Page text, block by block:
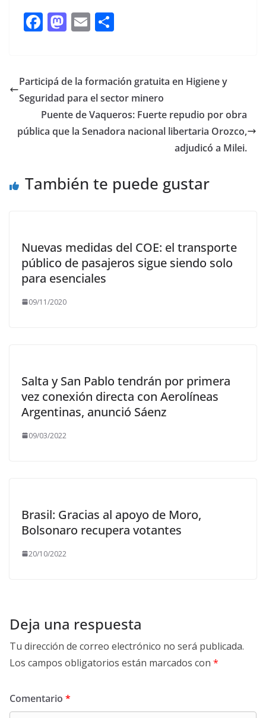
F
b
o
o
k
M
d
o
n
E
l p
ar
ti
r
Participá de la formación gratuita en Higiene y
Seguridad para el sector minero
Puente de Vaqueros: Fuerte repudio por obra
pública que la Senadora nacional libertaria Orozco,
adjudicó a Milei.
También te puede gustar
Nuevas medidas del COE: el transporte
público de pasajeros sigue siendo solo
para esenciales
09/11/2020
Salta y San Pablo tendrán por primera
vez conexión directa con Aerolíneas
Argentinas, anunció Sáenz
09/03/2022
Brasil: Gracias al apoyo de Moro,
Bolsonaro recupera votantes
20/10/2022
Deja una respuesta
Tu dirección de correo electrónico no será publicada.
Los campos obligatorios están marcados con *
Comentario *